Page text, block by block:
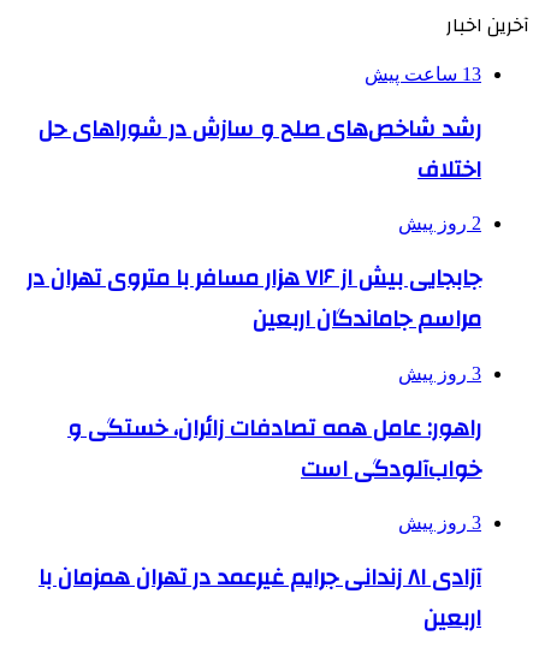
آخرین اخبار
13 ساعت پیش
رشد شاخص‌های صلح و سازش در شوراهای حل
اختلاف
2 روز پیش
جابجایی بیش از ۷۱۶ هزار مسافر با متروی تهران در
مراسم جاماندگان اربعین
3 روز پیش
راهور: عامل همه تصادفات زائران، خستگی و
خواب‌آلودگی است
3 روز پیش
آزادی ۸۱ زندانی جرایم غیرعمد در تهران همزمان با
اربعین